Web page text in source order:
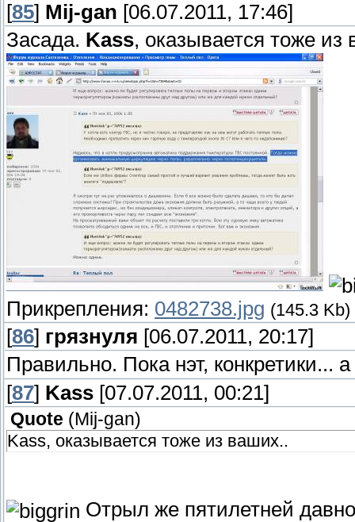
[85] Mij-gan [06.07.2011, 17:46]
Засада. Kass, оказывается тоже из
Прикрепления: 0482738.jpg (145.3 Kb)
[86] грязнуля [06.07.2011, 20:17]
Правильно. Пока нэт, конкретики...
[87] Kass [07.07.2011, 00:21]
Quote (Mij-gan)
Kass, оказывается тоже из ваших..
Отрыл же пятилетней